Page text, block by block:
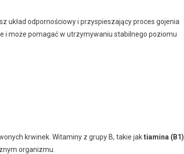
układ odpornościowy i przyspieszający proces gojenia
i może pomagać w utrzymywaniu stabilnego poziomu
krwinek. Witaminy z grupy B, takie jaktiamina (B1)
organizmu.